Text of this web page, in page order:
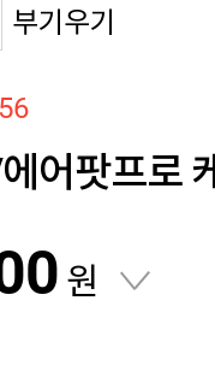
부기우기
어팟프로
원